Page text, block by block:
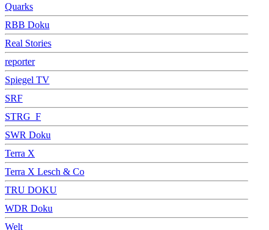
Quarks
RBB Doku
Real Stories
reporter
Spiegel TV
SRF
STRG_F
SWR Doku
Terra X
Terra X Lesch & Co
TRU DOKU
WDR Doku
Welt